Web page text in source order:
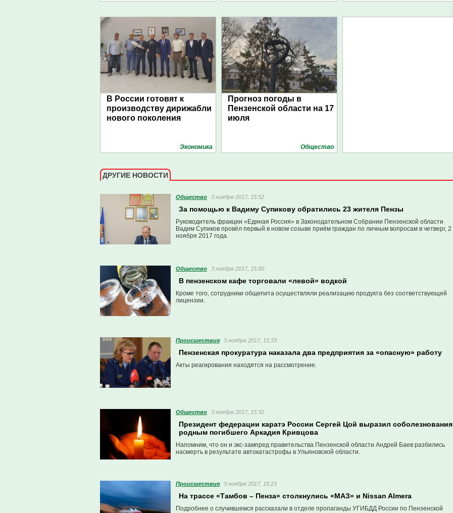
В России готовят к
производству дирижабли
нового поколения
Экономика
Прогноз погоды в
Пензенской области на 17
июля
Общество
ДРУГИЕ НОВОСТИ
Общество 3 ноября 2017, 15:52
За помощью к Вадиму Супикову обратились 23 жителя Пензы
Руководитель фракции «Единая Россия» в Законодательном Собрании Пензенской области
Вадим Супиков провёл первый в новом созыве приём граждан по личным вопросам в четверг, 2
ноября 2017 года.
Общество 3 ноября 2017, 15:50
В пензенском кафе торговали «левой» водкой
Кроме того, сотрудники общепита осуществляли реализацию продукта без соответствующей
лицензии.
Проиcшествия 3 ноября 2017, 15:33
Пензенская прокуратура наказала два предприятия за «опасную» работу
Акты реагирования находятся на рассмотрение.
Общество 3 ноября 2017, 15:32
Президент федерации каратэ России Сергей Цой выразил соболезнования
родным погибшего Аркадия Кривцова
Напомним, что он и экс-зампред правительства Пензенской области Андрей Баев разбились
насмерть в результате автокатастрофы в Ульяновской области.
Проиcшествия 3 ноября 2017, 15:23
На трассе «Тамбов – Пенза» столкнулись «МАЗ» и Nissan Almera
Подробнее о случившемся рассказали в отделе пропаганды УГИБДД России по Пензенской